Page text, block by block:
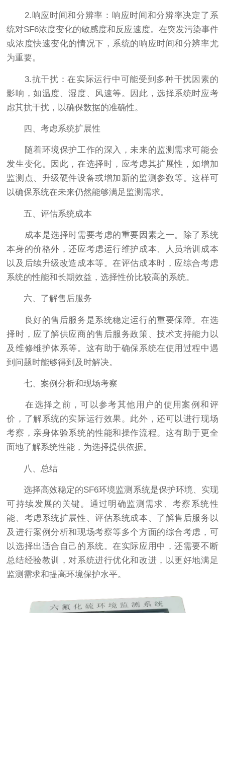
2.响应时间和分辨率：响应时间和分辨率决定了系
统对SF6浓度变化的敏感度和反应速度。在突发污染事件
或浓度快速变化的情况下，系统的响应时间和分辨率尤
为重要。
3.抗干扰：在实际运行中可能受到多种干扰因素的
影响，如温度、湿度、风速等。因此，选择系统时应考
虑其抗干扰，以确保数据的准确性。
四、考虑系统扩展性
随着环境保护工作的深入，未来的监测需求可能会
发生变化。因此，在选择时，应考虑其扩展性，如增加
监测点、升级硬件设备或增加新的监测参数等。这样可
以确保系统在未来仍然能够满足监测需求。
五、评估系统成本
成本是选择时需要考虑的重要因素之一。除了系统
本身的价格外，还应考虑运行维护成本、人员培训成本
以及后续升级改造成本等。在评估成本时，应综合考虑
系统的性能和长期效益，选择性价比较高的系统。
六、了解售后服务
良好的售后服务是系统稳定运行的重要保障。在选
择时，应了解供应商的售后服务政策、技术支持能力以
及维修维护体系等。这有助于确保系统在使用过程中遇
到问题时能够得到及时解决。
七、案例分析和现场考察
在选择之前，可以参考其他用户的使用案例和评
价，了解系统的实际运行效果。此外，还可以进行现场
考察，亲身体验系统的性能和操作流程。这有助于更全
面地了解系统性能，为选择提供依据。
八、总结
选择高效稳定的SF6环境监测系统是保护环境、实现
可持续发展的关键。通过明确监测需求、考察系统性
能、考虑系统扩展性、评估系统成本、了解售后服务以
及进行案例分析和现场考察等多个方面的综合考虑，可
以选择出适合自己的系统。在实际应用中，还需要不断
总结经验教训，对系统进行优化和改进，以更好地满足
监测需求和提高环境保护水平。